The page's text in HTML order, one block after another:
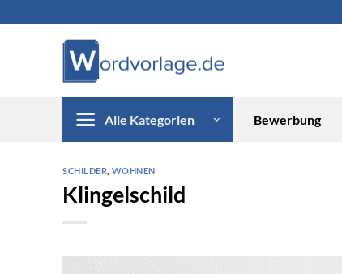
Alle Kategorien Bewerbung
SCHILDER WOHNEN
Klingelschild